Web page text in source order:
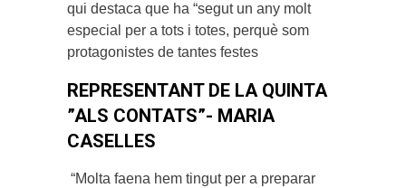
qui destaca que ha “segut un any molt
especial per a tots i totes, perquè som
protagonistes de tantes festes
REPRESENTANT DE LA QUINTA
”ALS CONTATS”- MARIA
CASELLES
“Molta faena hem tingut per a preparar